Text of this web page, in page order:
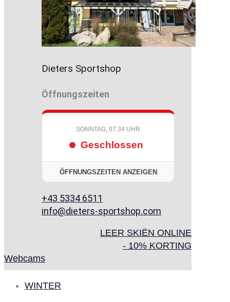
Dieters Sportshop
Öffnungszeiten
SONNTAG, 07:34 UHR
Geschlossen
ÖFFNUNGSZEITEN ANZEIGEN
+43 5334 6511
info@dieters-sportshop.com
LEER SKIËN ONLINE
- 10% KORTING
Webcams
WINTER